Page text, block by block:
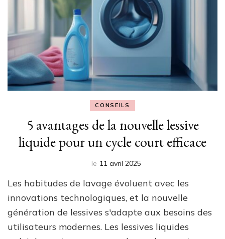
CONSEILS
5 avantages de la nouvelle lessive
liquide pour un cycle court efficace
le 11 avril 2025
Les habitudes de lavage évoluent avec les
innovations technologiques, et la nouvelle
génération de lessives s'adapte aux besoins des
utilisateurs modernes. Les lessives liquides